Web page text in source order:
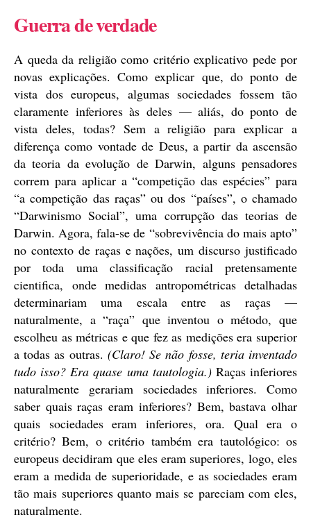
Guerra de verdade
A queda da religião como critério explicativo pede por
novas explicações. Como explicar que, do ponto de
vista dos europeus, algumas sociedades fossem tão
claramente inferiores às deles — aliás, do ponto de
vista deles, todas? Sem a religião para explicar a
diferença como vontade de Deus, a partir da ascensão
da teoria da evolução de Darwin, alguns pensadores
correm para aplicar a “competição das espécies” para
“a competição das raças” ou dos “países”, o chamado
“Darwinismo Social”, uma corrupção das teorias de
Darwin. Agora, fala-se de “sobrevivência do mais apto”
no contexto de raças e nações, um discurso justificado
por toda uma classificação racial pretensamente
cientifica, onde medidas antropométricas detalhadas
determinariam uma escala entre as raças —
naturalmente, a “raça” que inventou o método, que
escolheu as métricas e que fez as medições era superior
a todas as outras. (Claro! Se não fosse, teria inventado
tudo isso? Era quase uma tautologia.)Raças inferiores
naturalmente gerariam sociedades inferiores. Como
saber quais raças eram inferiores? Bem, bastava olhar
quais sociedades eram inferiores, ora. Qual era o
critério? Bem, o critério também era tautológico: os
europeus decidiram que eles eram superiores, logo, eles
eram a medida de superioridade, e as sociedades eram
tão mais superiores quanto mais se pareciam com eles,
naturalmente.